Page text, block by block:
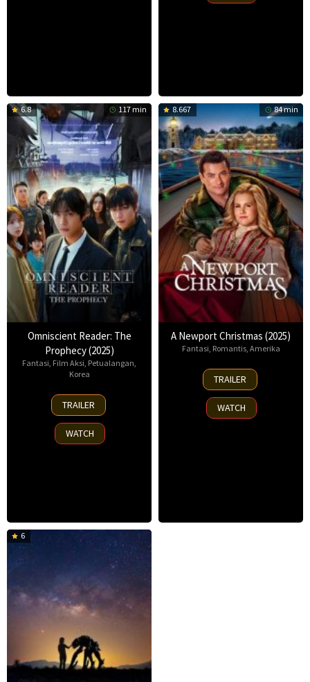
6.8 117 min
Omniscient Reader: The
Prophecy (2025)
Fantasi Film Aksi Petualangan
Korea
23
Jul
2025
TRAILER
WATCH
8.667 84 min
A Newport Christmas (2025)
Fantasi Romantis, Amerika
2
Nov
2025
TRAILER
WATCH
6